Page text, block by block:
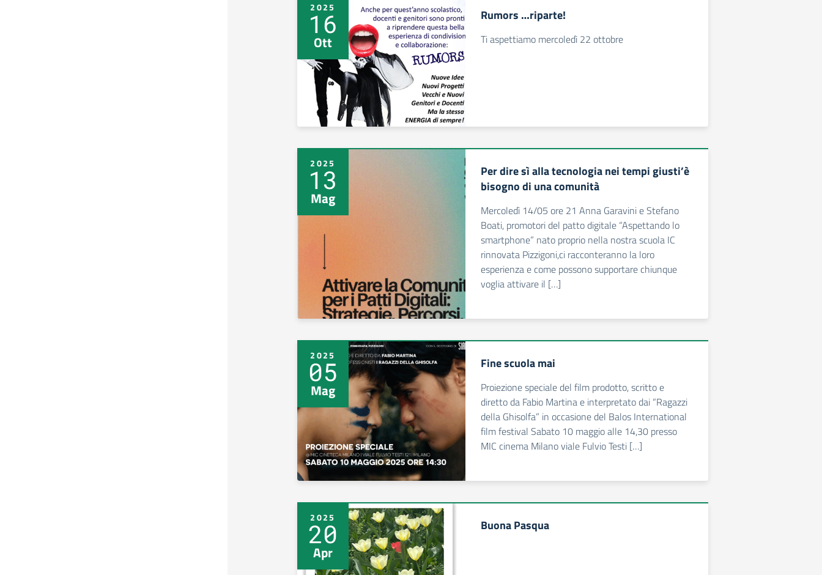
2025
16
Ott
Rumors …riparte!
Ti aspettiamo mercoledì 22 ottobre
2025
13
Mag
Per dire sì alla tecnologia nei tempi giusti’è
bisogno di una comunità
Mercoledì 14/05 ore 21 Anna Garavini e Stefano
Boati, promotori del patto digitale “Aspettando lo
smartphone” nato proprio nella nostra scuola IC
rinnovata Pizzigoni,ci racconteranno la loro
esperienza e come possono supportare chiunque
voglia attivare il […]
2025
05
Mag
Fine scuola mai
Proiezione speciale del film prodotto, scritto e
diretto da Fabio Martina e interpretato dai “Ragazzi
della Ghisolfa” in occasione del Balos International
film festival Sabato 10 maggio alle 14,30 presso
MIC cinema Milano viale Fulvio Testi […]
2025
20
Apr
Buona Pasqua